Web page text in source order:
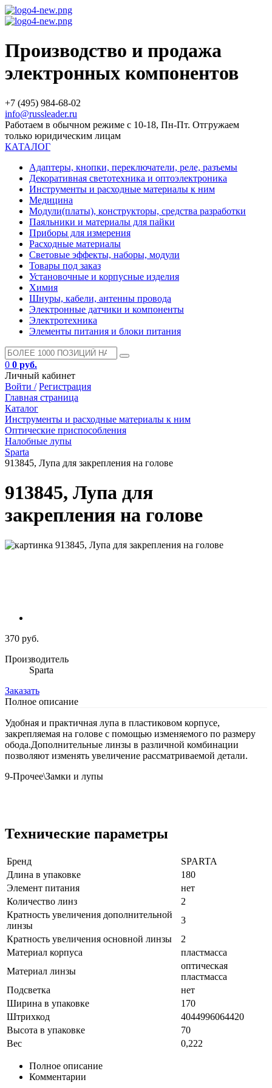
Производство и продажа
электронных компонентов
+7 (495) 984-68-02
info@russleader.ru
Работаем в обычном режиме с 10-18, Пн-Пт. Отгружаем
только юридическим лицам
КАТАЛОГ
Адаптеры, кнопки, переключатели, реле, разъемы
Декоративная светотехника и оптоэлектроника
Инструменты и расходные материалы к ним
Медицина
Модули(платы), конструкторы, средства разработки
Паяльники и материалы для пайки
Приборы для измерения
Расходные материалы
Световые эффекты, наборы, модули
Товары под заказ
Установочные и корпусные изделия
Химия
Шнуры, кабели, антенны провода
Электронные датчики и компоненты
Электротехника
Элементы питания и блоки питания
0 0 руб.
Личный кабинет
Войти / Регистрация
Главная страница
Каталог
Инструменты и расходные материалы к ним
Оптические приспособления
Налобные лупы
Sparta
913845, Лупа для закрепления на голове
913845, Лупа для
закрепления на голове
370 руб.
Производитель
Sparta
Заказать
Полное описание
Удобная и практичная лупа в пластиковом корпусе,
закрепляемая на голове с помощью изменяемого по размеру
обода.Дополнительные линзы в различной комбинации
позволяют изменять увеличение рассматриваемой детали.
9-Прочее\Замки и лупы
Технические параметры
Бренд
SPARTA
Длина в упаковке
180
Элемент питания
нет
Количество линз
2
Кратность увеличения дополнительной
линзы
3
Кратность увеличения основной линзы
2
Материал корпуса
пластмасса
Материал линзы
оптическая
пластмасса
Подсветка
нет
Ширина в упаковке
170
Штрихкод
4044996064420
Высота в упаковке
70
Вес
0,222
Полное описание
Комментарии